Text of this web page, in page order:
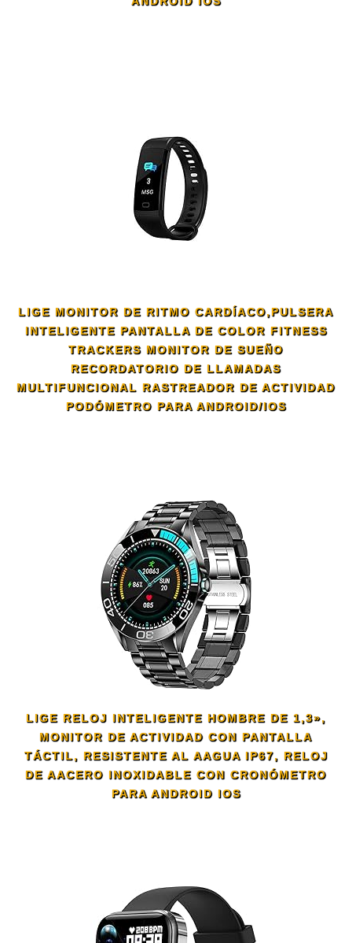
LIGE MONITOR DE RITMO CARDÍACO,PULSERA
INTELIGENTE PANTALLA DE COLOR FITNESS
TRACKERS MONITOR DE SUEÑO
RECORDATORIO DE LLAMADAS
MULTIFUNCIONAL RASTREADOR DE ACTIVIDAD
PODÓMETRO PARA ANDROID/IOS
LIGE RELOJ INTELIGENTE HOMBRE DE 1,3»,
MONITOR DE ACTIVIDAD CON PANTALLA
TÁCTIL, RESISTENTE AL AAGUA IP67, RELOJ
DE AACERO INOXIDABLE CON CRONÓMETRO
PARA ANDROID IOS